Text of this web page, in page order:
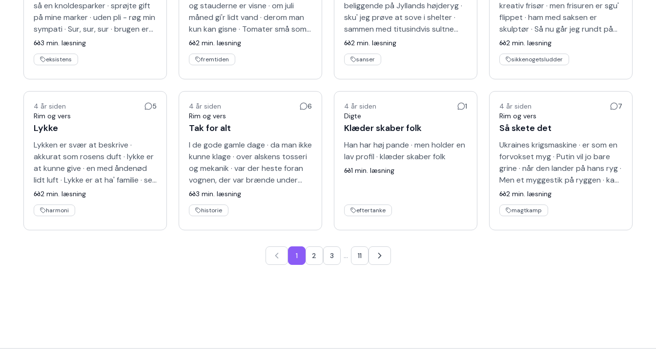
så en knoldesparker · sprøjte gift
på mine marker · uden pli - røg min
sympati · Sur, sur, sur · brugen er
obskur · jeg ku' finde hjem til b…
3 min. læsning
eksistens
og stauderne er visne · om juli
måned gi'r lidt vand · derom man
kun kan gisne · Tomater små som
kirsebær · radiser der er sprukne -
· de skriger e…
2 min. læsning
fremtiden
beliggende på Jyllands højderyg ·
sku' jeg prøve at sove i shelter ·
sammen med titusindvis sultne
myg · Selv dybest nede i
soveposen · var det umul…
2 min. læsning
sanser
kreativ frisør · men frisuren er sgu'
flippet · ham med saksen er
skulptør · Så nu går jeg rundt på
gaden · med Mount Rushmore i mit
hår · støtte…
2 min. læsning
sikkenogetsludder
4 år siden
5
Rim og vers
Lykke
Lykken er svær at beskrive ·
akkurat som rosens duft · lykke er
at kunne give · en med åndenød
lidt luft · Lykke er at ha' familie · se
sit afkom vokse op · lykke er is
med vanille…
2 min. læsning
harmoni
4 år siden
6
Rim og vers
Tak for alt
I de gode gamle dage · da man ikke
kunne klage · over alskens tosseri
og mekanik · var der heste foran
vognen, der var brænde under
ovnen · men det vared' ikke længe
før man fik · …
3 min. læsning
historie
4 år siden
1
Digte
Klæder skaber folk
Han har høj pande · men holder en
lav profil · klæder skaber folk
1 min. læsning
eftertanke
4 år siden
7
Rim og vers
Så skete det
Ukraines krigsmaskine · er som en
forvokset myg · Putin vil jo bare
grine · når den lander på hans ryg ·
Men et myggestik på ryggen · kan
man ik' imødegå · det kan
maltraktere lykk…
2 min. læsning
magtkamp
1 2 3 … 11